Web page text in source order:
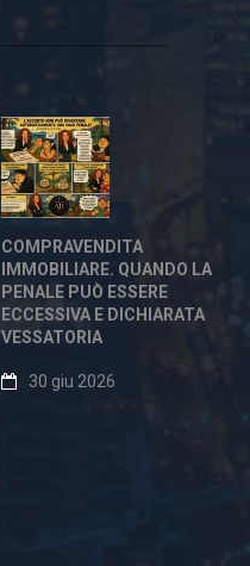
COMPRAVENDITA
IMMOBILIARE. QUANDO LA
PENALE PUÒ ESSERE
ECCESSIVA E DICHIARATA
VESSATORIA
30 giu 2026